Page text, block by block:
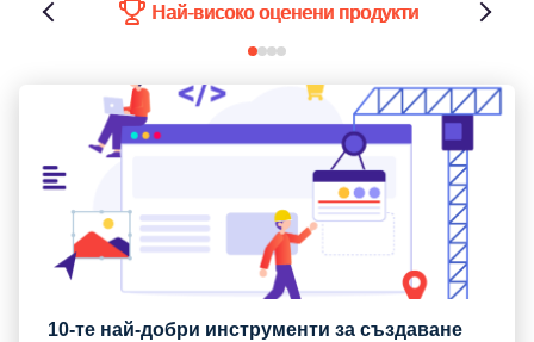
Най-високо оценени продукти
10-те най-добри инструменти за създаване